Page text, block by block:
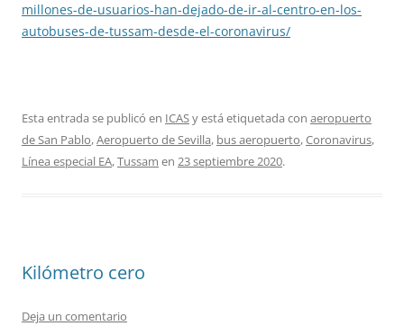
millones-de-usuarios-han-dejado-de-ir-al-centro-en-los-
autobuses-de-tussam-desde-el-coronavirus/
Esta entrada se publicó en ICASy está etiquetada con aeropuerto
de San Pablo,Aeropuerto de Sevilla, bus aeropuerto,Coronavirus,
Línea especial EA,Tussam en 23 septiembre 2020.
Kilómetro cero
Deja un comentario